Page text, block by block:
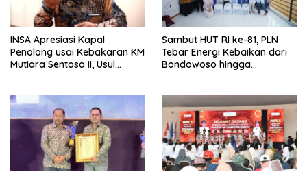
INSA Apresiasi Kapal
Penolong usai Kebakaran KM
Mutiara Sentosa II, Usul
Sambut HUT RI ke-81, PLN
Tebar Energi Kebaikan dari
Bondowoso hingga